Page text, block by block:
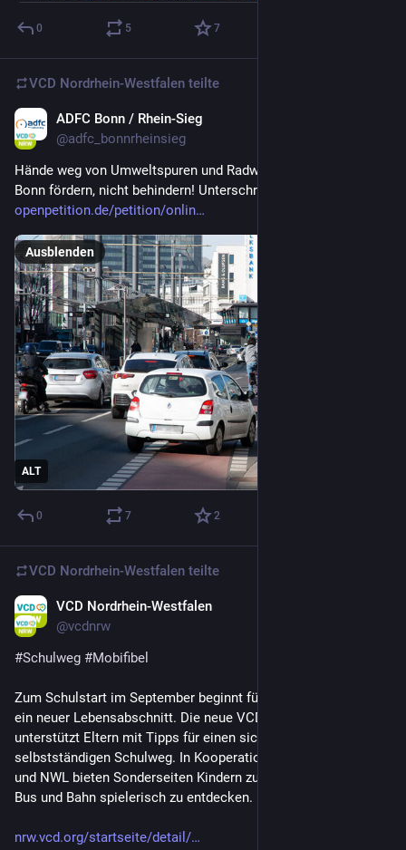
0 5 7
VCD Nordrhein-Westfalen teilte
ADFC Bonn / Rhein-Sieg
@adfc_bonnrheinsieg
Hände weg von Umweltspuren und Radwegen! Radverkehr in
Bonn fördern, nicht behindern! Unterschreibt die Petition:
openpetition.de/petition/onlin
ALT
Ausblenden
0 7 2
VCD Nordrhein-Westfalen teilte
VCD Nordrhein-Westfalen
@vcdnrw
#Schulweg #Mobifibel
Zum Schulstart im September beginnt für viele Kinder in NRW
ein neuer Lebensabschnitt. Die neue VCD-Mobilitätsfibel
unterstützt Eltern mit Tipps für einen sicheren,
selbstständigen Schulweg. In Kooperation mit VRR, VRS, AVV
und NWL bieten Sonderseiten Kindern zudem die Möglichkeit,
Bus und Bahn spielerisch zu entdecken.
nrw.vcd.org/startseite/detail/